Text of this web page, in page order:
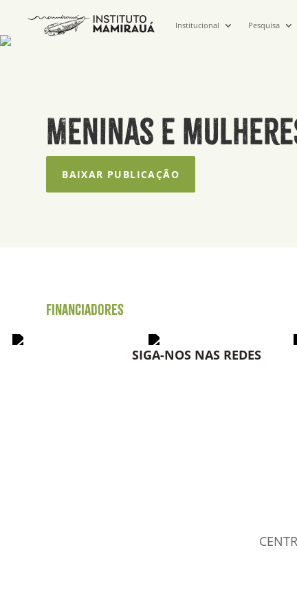
Institucional Pesquisa
Meninas e
BAIXAR PUBLICAÇÃO
Financiadores
SIGA-NOS NAS REDES